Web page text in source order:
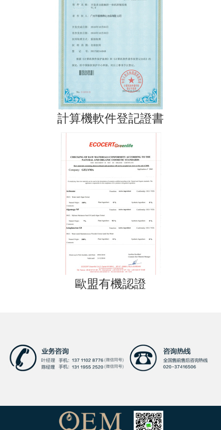
計算機軟件登記證書
歐盟有機認證